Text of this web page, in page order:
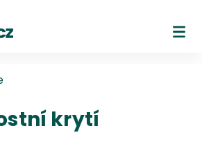
krytí